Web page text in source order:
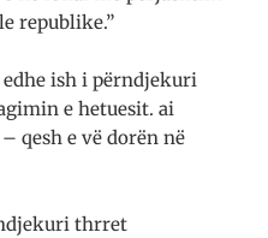
republike.”
ish i përndjekuri
e hetuesit. ai
qesh e vë dorën në
thrret